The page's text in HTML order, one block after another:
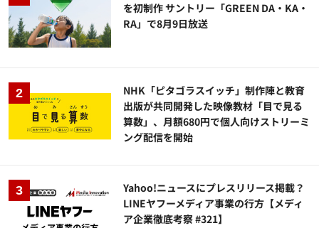
を初制作 サントリー「GREEN DA・KA・
RA」で8月9日放送
NHK「ピタゴラスイッチ」制作陣と教育
出版が共同開発した映像教材「目で見る
算数」、月額680円で個人向けストリーミ
ング配信を開始
Yahoo!ニュースにプレスリリース掲載？
LINEヤフーメディア事業の行方【メディ
ア企業徹底考察 #321】